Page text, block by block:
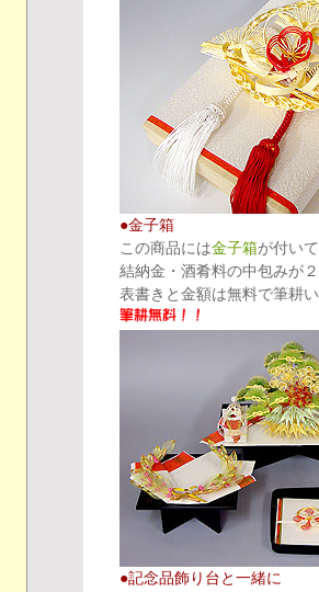
●金子箱
この商品には金子箱が付い
結納金・酒肴料の中包みが
表書きと金額は無料で筆耕
●記念品飾り台と一緒に